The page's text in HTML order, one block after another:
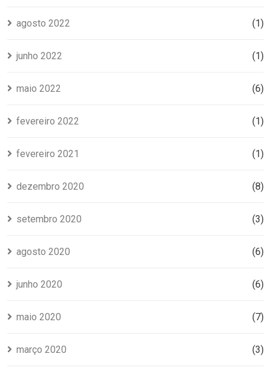
agosto 2022 (1)
junho 2022 (1)
maio 2022 (6)
fevereiro 2022 (1)
fevereiro 2021 (1)
dezembro 2020 (8)
setembro 2020 (3)
agosto 2020 (6)
junho 2020 (6)
maio 2020 (7)
março 2020 (3)